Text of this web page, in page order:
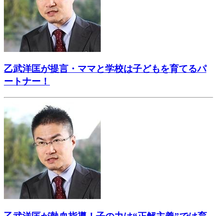
乙武洋匡が提言・ママと学校は子どもを育てるパ
ートナー！